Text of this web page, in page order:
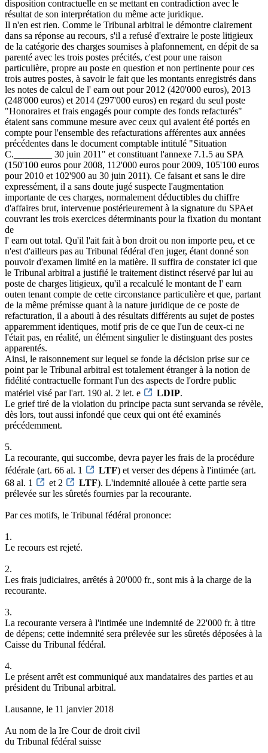
disposition contractuelle en se mettant en contradiction avec le
résultat de son interprétation du même acte juridique.
Il n'en est rien. Comme le Tribunal arbitral le démontre clairement
dans sa réponse au recours, s'il a refusé d'extraire le poste litigieux
de la catégorie des charges soumises à plafonnement, en dépit de sa
parenté avec les trois postes précités, c'est pour une raison
particulière, propre au poste en question et non pertinente pour ces
trois autres postes, à savoir le fait que les montants enregistrés dans
les notes de calcul de l' earn out pour 2012 (420'000 euros), 2013
(248'000 euros) et 2014 (297'000 euros) en regard du seul poste
"Honoraires et frais engagés pour compte des fonds refacturés"
étaient sans commune mesure avec ceux qui avaient été portés en
compte pour l'ensemble des refacturations afférentes aux années
précédentes dans le document comptable intitulé "Situation
C.________ 30 juin 2011" et constituant l'annexe 7.1.5 au SPA
(150'100 euros pour 2008, 112'000 euros pour 2009, 105'100 euros
pour 2010 et 102'900 au 30 juin 2011). Ce faisant et sans le dire
expressément, il a sans doute jugé suspecte l'augmentation
importante de ces charges, normalement déductibles du chiffre
d'affaires brut, intervenue postérieurement à la signature du SPAet
couvrant les trois exercices déterminants pour la fixation du montant
de
l' earn out total. Qu'il l'ait fait à bon droit ou non importe peu, et ce
n'est d'ailleurs pas au Tribunal fédéral d'en juger, étant donné son
pouvoir d'examen limité en la matière. Il suffira de constater ici que
le Tribunal arbitral a justifié le traitement distinct réservé par lui au
poste de charges litigieux, qu'il a recalculé le montant de l' earn
outen tenant compte de cette circonstance particulière et que, partant
de la même prémisse quant à la nature juridique de ce poste de
refacturation, il a abouti à des résultats différents au sujet de postes
apparemment identiques, motif pris de ce que l'un de ceux-ci ne
l'était pas, en réalité, un élément singulier le distinguant des postes
apparentés.
Ainsi, le raisonnement sur lequel se fonde la décision prise sur ce
point par le Tribunal arbitral est totalement étranger à la notion de
fidélité contractuelle formant l'un des aspects de l'ordre public
matériel visé par l'art. 190 al. 2 let. e
LDIP.
Le grief tiré de la violation du principe pacta sunt servanda se révèle,
dès lors, tout aussi infondé que ceux qui ont été examinés
précédemment.
5.
La recourante, qui succombe, devra payer les frais de la procédure
fédérale (art. 66 al. 1
LTF) et verser des dépens à l'intimée (art.
68 al. 1
et 2 LTF). L'indemnité allouée à cette partie sera
prélevée sur les sûretés fournies par la recourante.
Par ces motifs, le Tribunal fédéral prononce:
1.
Le recours est rejeté.
2.
Les frais judiciaires, arrêtés à 20'000 fr., sont mis à la charge de la
recourante.
3.
La recourante versera à l'intimée une indemnité de 22'000 fr. à titre
de dépens; cette indemnité sera prélevée sur les sûretés déposées à la
Caisse du Tribunal fédéral.
4.
Le présent arrêt est communiqué aux mandataires des parties et au
président du Tribunal arbitral.
Lausanne, le 11 janvier 2018
Au nom de la Ire Cour de droit civil
du Tribunal fédéral suisse